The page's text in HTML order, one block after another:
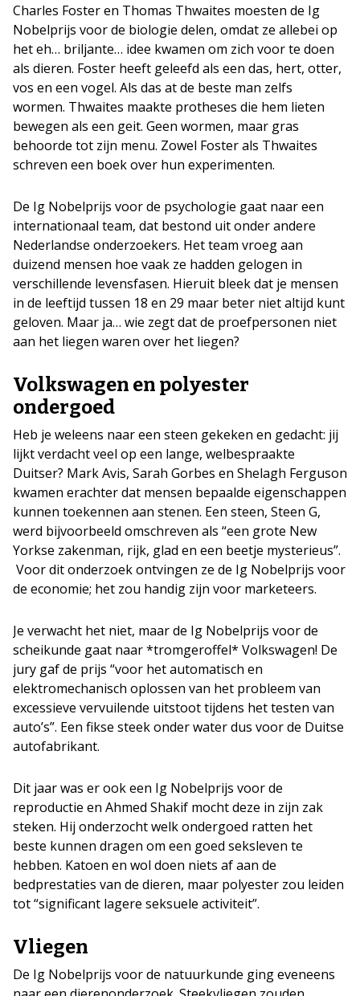
Charles Foster en Thomas Thwaites moesten de Ig
Nobelprijs voor de biologie delen, omdat ze allebei op
het eh… briljante… idee kwamen om zich voor te doen
als dieren. Foster heeft geleefd als een das, hert, otter,
vos en een vogel. Als das at de beste man zelfs
wormen. Thwaites maakte protheses die hem lieten
bewegen als een geit. Geen wormen, maar gras
behoorde tot zijn menu. Zowel Foster als Thwaites
schreven een boek over hun experimenten.
De Ig Nobelprijs voor de psychologie gaat naar een
internationaal team, dat bestond uit onder andere
Nederlandse onderzoekers. Het team vroeg aan
duizend mensen hoe vaak ze hadden gelogen in
verschillende levensfasen. Hieruit bleek dat je mensen
in de leeftijd tussen 18 en 29 maar beter niet altijd kunt
geloven. Maar ja… wie zegt dat de proefpersonen niet
aan het liegen waren over het liegen?
Volkswagen en polyester
ondergoed
Heb je weleens naar een steen gekeken en gedacht: jij
lijkt verdacht veel op een lange, welbespraakte
Duitser? Mark Avis, Sarah Gorbes en Shelagh Ferguson
kwamen erachter dat mensen bepaalde eigenschappen
kunnen toekennen aan stenen. Een steen, Steen G,
werd bijvoorbeeld omschreven als “een grote New
Yorkse zakenman, rijk, glad en een beetje mysterieus”.
Voor dit onderzoek ontvingen ze de Ig Nobelprijs voor
de economie; het zou handig zijn voor marketeers.
Je verwacht het niet, maar de Ig Nobelprijs voor de
scheikunde gaat naar *tromgeroffel* Volkswagen! De
jury gaf de prijs “voor het automatisch en
elektromechanisch oplossen van het probleem van
excessieve vervuilende uitstoot tijdens het testen van
auto’s”. Een fikse steek onder water dus voor de Duitse
autofabrikant.
Dit jaar was er ook een Ig Nobelprijs voor de
reproductie en Ahmed Shakif mocht deze in zijn zak
steken. Hij onderzocht welk ondergoed ratten het
beste kunnen dragen om een goed seksleven te
hebben. Katoen en wol doen niets af aan de
bedprestaties van de dieren, maar polyester zou leiden
tot “significant lagere seksuele activiteit”.
Vliegen
De Ig Nobelprijs voor de natuurkunde ging eveneens